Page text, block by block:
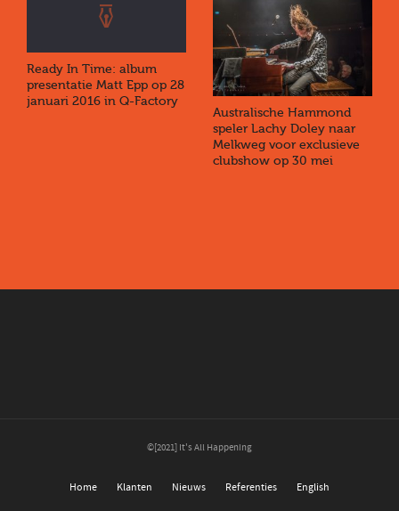
Ready In Time: album
presentatie Matt Epp op 28
januari 2016 in Q-Factory
Australische Hammond
speler Lachy Doley naar
Melkweg voor exclusieve
clubshow op 30 mei
©[2021] It's All Happening
Home Klanten Nieuws Referenties English